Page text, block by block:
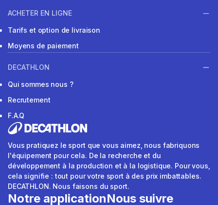
ACHETER EN LIGNE
Tarifs et option de livraison
Moyens de paiement
DECATHLON
Qui sommes nous ?
Recrutement
F.A.Q
Vous pratiquez le sport que vous aimez, nous fabriquons
l'équipement pour cela. De la recherche et du
développement à la production et à la logistique. Pour vous,
cela signifie : tout pour votre sport à des prix imbattables.
DECATHLON. Nous faisons du sport.
Notre applicationNous suivre